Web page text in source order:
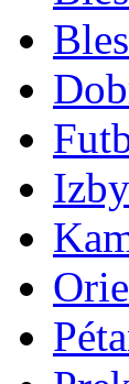
Izby